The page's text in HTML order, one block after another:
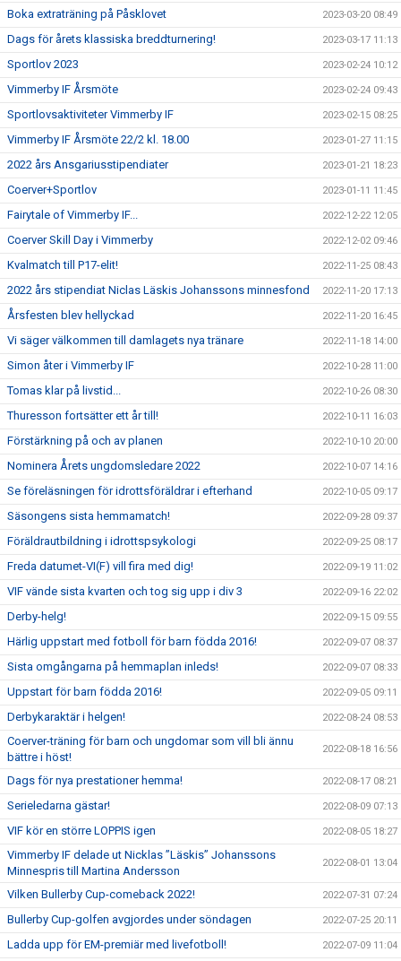
Boka extraträning på Påsklovet 2023-03-20 08:49
Dags för årets klassiska breddturnering! 2023-03-17 11:13
Sportlov 2023 2023-02-24 10:12
Vimmerby IF Årsmöte 2023-02-24 09:43
Sportlovsaktiviteter Vimmerby IF 2023-02-15 08:25
Vimmerby IF Årsmöte 22/2 kl. 18.00 2023-01-27 11:15
2022 års Ansgariusstipendiater 2023-01-21 18:23
Coerver+Sportlov 2023-01-11 11:45
Fairytale of Vimmerby IF... 2022-12-22 12:05
Coerver Skill Day i Vimmerby 2022-12-02 09:46
Kvalmatch till P17-elit! 2022-11-25 08:43
2022 års stipendiat Niclas Läskis Johanssons minnesfond 2022-11-20 17:13
Årsfesten blev hellyckad 2022-11-20 16:45
Vi säger välkommen till damlagets nya tränare 2022-11-18 14:00
Simon åter i Vimmerby IF 2022-10-28 11:00
Tomas klar på livstid... 2022-10-26 08:30
Thuresson fortsätter ett år till! 2022-10-11 16:03
Förstärkning på och av planen 2022-10-10 20:00
Nominera Årets ungdomsledare 2022 2022-10-07 14:16
Se föreläsningen för idrottsföräldrar i efterhand 2022-10-05 09:17
Säsongens sista hemmamatch! 2022-09-28 09:37
Föräldrautbildning i idrottspsykologi 2022-09-25 08:17
Freda datumet-VI(F) vill fira med dig! 2022-09-19 11:02
VIF vände sista kvarten och tog sig upp i div 3 2022-09-16 22:02
Derby-helg! 2022-09-15 09:55
Härlig uppstart med fotboll för barn födda 2016! 2022-09-07 08:37
Sista omgångarna på hemmaplan inleds! 2022-09-07 08:33
Uppstart för barn födda 2016! 2022-09-05 09:11
Derbykaraktär i helgen! 2022-08-24 08:53
Coerver-träning för barn och ungdomar som vill bli ännu
bättre i höst!
2022-08-18 16:56
Dags för nya prestationer hemma! 2022-08-17 08:21
Serieledarna gästar! 2022-08-09 07:13
VIF kör en större LOPPIS igen 2022-08-05 18:27
Vimmerby IF delade ut Nicklas ”Läskis” Johanssons
Minnespris till Martina Andersson
2022-08-01 13:04
Vilken Bullerby Cup-comeback 2022! 2022-07-31 07:24
Bullerby Cup-golfen avgjordes under söndagen 2022-07-25 20:11
Ladda upp för EM-premiär med livefotboll! 2022-07-09 11:04